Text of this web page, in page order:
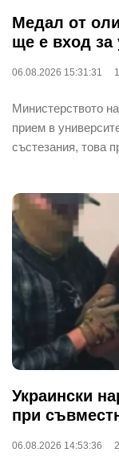
Медал от
ще е вход за
06.08.2026 15:31:31
Министерството
прием в
състезания, това
Украински
при
06.08.2026 14:53:36